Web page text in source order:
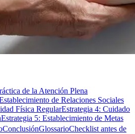
de la Atención Plena
de Relaciones Sociales
Física RegularEstrategia 4: Cuidado
Estrategia 5: Establecimiento de Metas
ConclusiónGlossarioChecklist antes de